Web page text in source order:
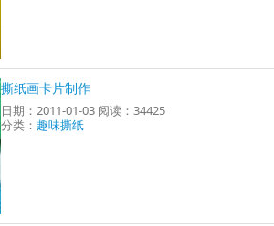
撕纸画卡片制作
日期：2011-01-03 阅读：34425
分类： 趣味撕纸